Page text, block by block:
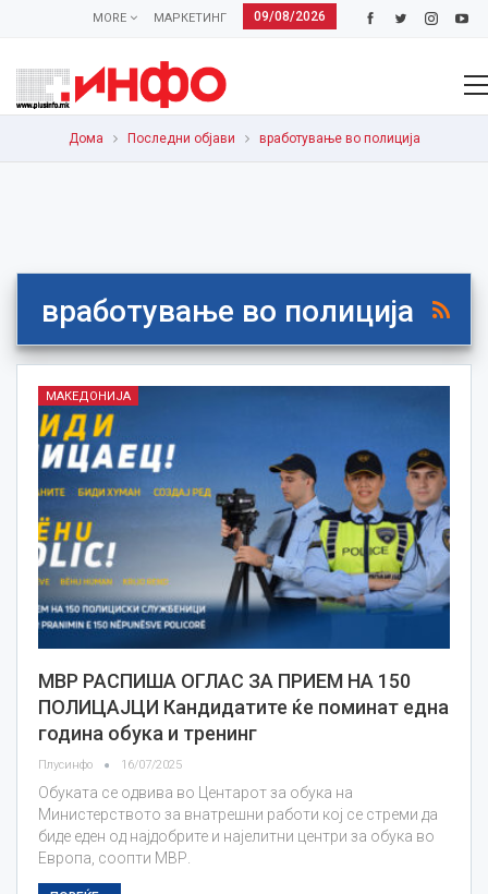
09/08/2026
МАРКЕТИНГ
MORE
Дома Последни објави вработување во полиција
вработување во полиција
МАКЕДОНИЈА
МВР РАСПИША ОГЛАС ЗА ПРИЕМ НА 150
ПОЛИЦАЈЦИ Кандидатите ќе поминат една
година обука и тренинг
Плусинфо 16/07/2025
Обуката се одвива во Центарот за обука на
Министерството за внатрешни работи кој се стреми да
биде еден од најдобрите и најелитни центри за обука во
Европа, соопти МВР.